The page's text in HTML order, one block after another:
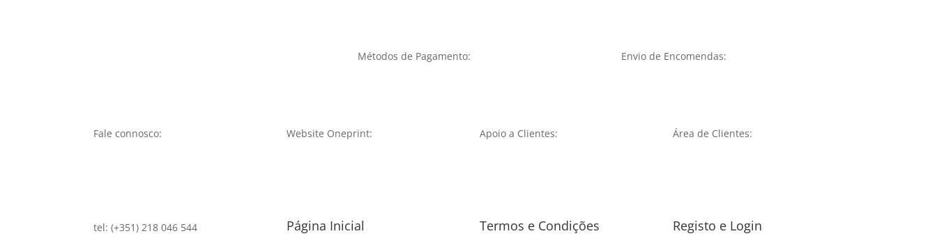
Métodos de Pagamento: Envio de Encomendas:
Fale connosco:
tel: (+351) 218 046 544
Website Oneprint:
Página Inicial
Apoio a Clientes:
Termos e Condições
Área de Clientes:
Registo e Login